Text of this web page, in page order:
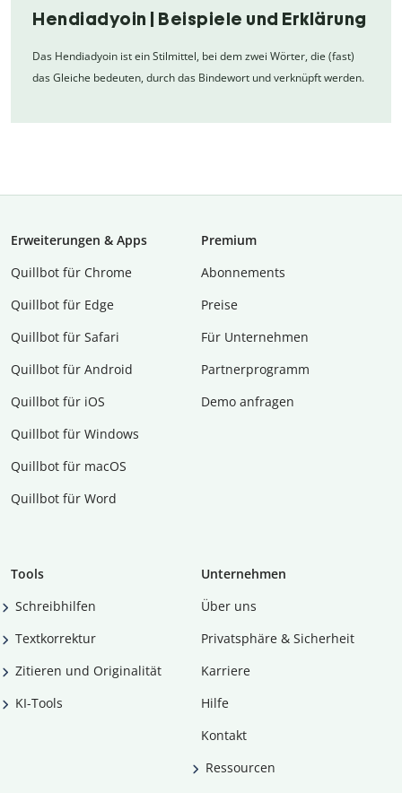
Hendiadyoin | Beispiele und Erklärung
Das Hendiadyoin ist ein Stilmittel, bei dem zwei Wörter, die (fast)
das Gleiche bedeuten, durch das Bindewort und verknüpft werden.
Erweiterungen & Apps
Quillbot für Chrome
Quillbot für Edge
Quillbot für Safari
Quillbot für Android
Quillbot für iOS
Quillbot für Windows
Quillbot für macOS
Quillbot für Word
Premium
Abon­ne­ments
Preise
Für Unternehmen
Partnerprogramm
Demo anfragen
Tools
Schreibhilfen
Textkorrektur
Zitieren und Originalität
KI-Tools
Unternehmen
Über uns
Privatsphäre & Sicherheit
Karriere
Hilfe
Kontakt
Ressourcen